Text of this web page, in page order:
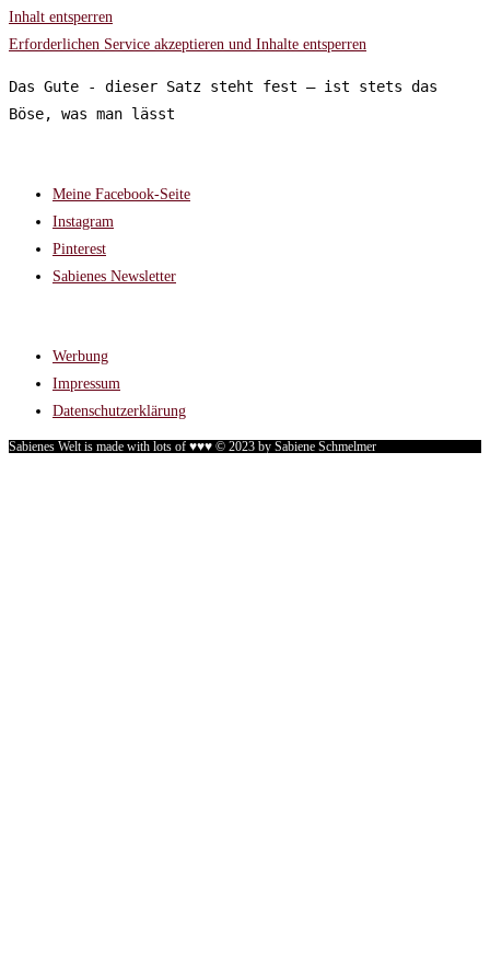
Inhalt entsperren
Erforderlichen Service akzeptieren und Inhalte entsperren
Das Gute - dieser Satz steht fest – ist stets das
Böse, was man lässt
Meine Facebook-Seite
Instagram
Pinterest
Sabienes Newsletter
Werbung
Impressum
Datenschutzerklärung
Sabienes Welt is made with lots of ♥♥♥ © 2023 by Sabiene Schmelmer